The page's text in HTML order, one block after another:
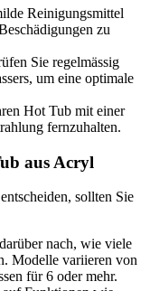
Reinigungsmittel
zu
Sie regelmässig
um eine optimale
Hot Tub mit einer
fernzuhalten.
aus Acryl
sollten Sie
nach, wie viele
Modelle variieren von
für 6 oder mehr.